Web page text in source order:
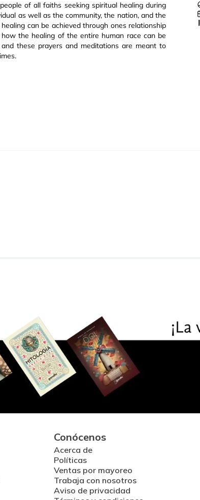
of all faiths seeking spiritual healing during
as well as the community, the nation, and the
can be achieved through ones relationship
the healing of the entire human race can be
these prayers and meditations are meant to
Conócenos
Acerca de
Políticas
Ventas por mayoreo
Trabaja con nosotros
Aviso de privacidad